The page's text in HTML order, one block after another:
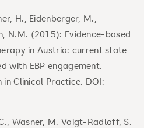
H., Eidenberger, M.,
N.M. (2015): Evidence-based
in Austria: current state
with EBP engagement.
Clinical Practice. DOI:
Wasner, M. Voigt-Radloff, S.